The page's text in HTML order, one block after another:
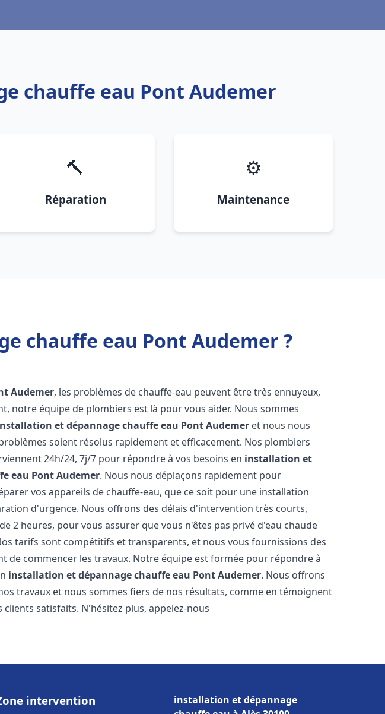
chauffe eau Pont Audemer
🔨
Réparation
⚙️
Maintenance
chauffe eau Pont Audemer ?
Audemer, les problèmes de chauffe-eau peuvent être très ennuyeux,
notre équipe de plombiers est là pour vous aider. Nous sommes
et dépannage chauffe eau Pont Audemer et nous nous
soient résolus rapidement et efficacement. Nos plombiers
24h/24, 7j/7 pour répondre à vos besoins en installation et
eau Pont Audemer. Nous nous déplaçons rapidement pour
vos appareils de chauffe-eau, que ce soit pour une installation
d'urgence. Nous offrons des délais d'intervention très courts,
2 heures, pour vous assurer que vous n'êtes pas privé d'eau chaude
tarifs sont compétitifs et transparents, et nous vous fournissions des
de commencer les travaux. Notre équipe est formée pour répondre à
installation et dépannage chauffe eau Pont Audemer. Nous offrons
travaux et nous sommes fiers de nos résultats, comme en témoignent
clients satisfaits. N'hésitez plus, appelez-nous
intervention
installation et dépannage